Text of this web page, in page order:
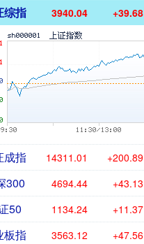
综指 3940.04 +39.68
成指 14311.01 +200.89
300 4694.44 +43.13
50 1134.24 +11.37
板指 3563.12 +47.56